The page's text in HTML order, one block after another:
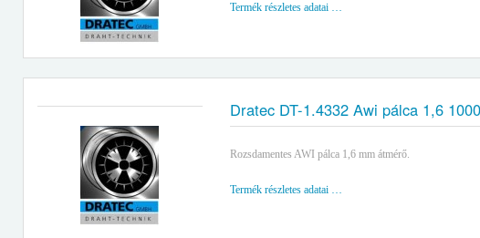
Termék részletes adatai …
Dratec DT-1.4332 Awi pálca 1,6
Rozsdamentes AWI pálca 1,6 mm átmérő.
Termék részletes adatai …